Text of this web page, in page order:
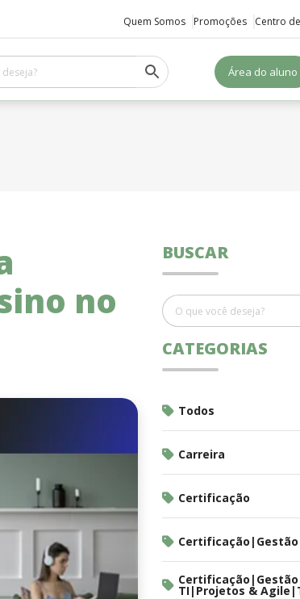
Área do aluno
Quem Somos Promoções Centro
no
BUSCAR
CATEGORIAS
Todos
Carreira
Certificação
Certificação|Gestão
Certificação|Gestão
TI|Projetos &